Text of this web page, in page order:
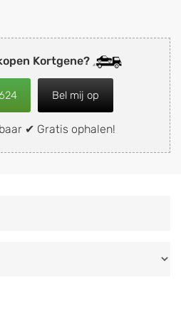
Kortgene?
Bel mij op
✔ Gratis ophalen!
in de verkoop van
schadeauto's en
zonder apk keuring). Wilt u
motor of brommobiel
aan een
deze zelf wegbrengen
laten ophalen op een
een vergoeding voor uw
in een andere plaats of